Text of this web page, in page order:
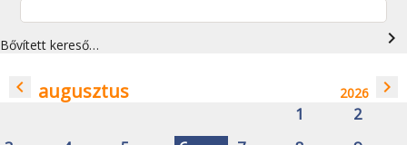
Bővített kereső… navigate_next
navigate_before augusztus 2026 navigate_next
1
2